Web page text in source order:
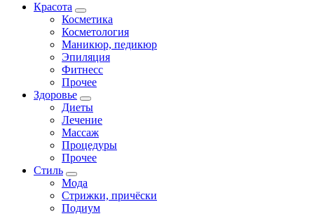
Красота
Косметика
Косметология
Маникюр, педикюр
Эпиляция
Фитнесс
Прочее
Здоровье
Диеты
Лечение
Массаж
Процедуры
Прочее
Стиль
Мода
Стрижки, причёски
Подиум